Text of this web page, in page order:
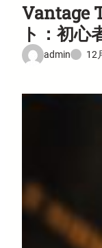
Vantage
ト：初心
admin 12